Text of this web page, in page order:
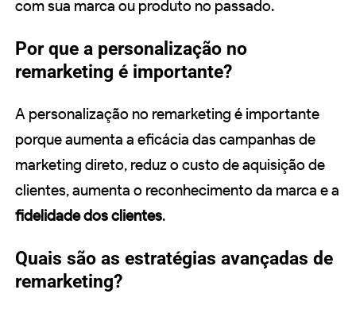
com sua marca ou produto no passado.
Por que a personalização no
remarketing é importante?
A personalização no remarketing é importante
porque aumenta a eficácia das campanhas de
marketing direto, reduz o custo de aquisição de
clientes, aumenta o reconhecimento da marca e a
fidelidade dos clientes.
Quais são as estratégias avançadas de
remarketing?